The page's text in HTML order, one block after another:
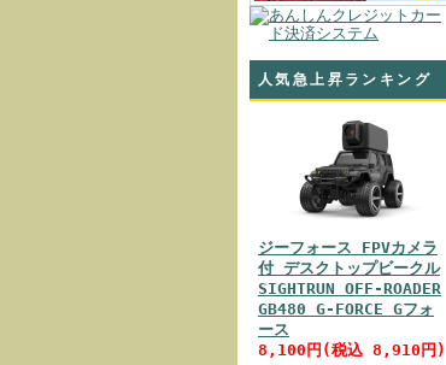
人気急上昇ランキング
ジーフォース FPVカメラ
付 デスクトップビークル
SIGHTRUN OFF-ROADER
GB480 G-FORCE Gフォ
ース
8,100円(税込 8,910円)